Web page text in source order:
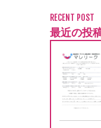
RECENT POST
最近の投